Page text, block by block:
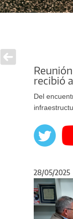
recibió
Del
28/05/2025